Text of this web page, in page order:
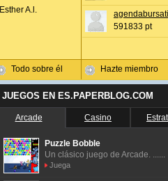
Esther A.l.
Todo sobre él
agendabursatil
591833 pt
Hazte miembro
JUEGOS EN ES.PAPERBLOG.COM
Arcade Casino
Puzzle Bobble
Un clásico juego de Arcade. ......
Juega